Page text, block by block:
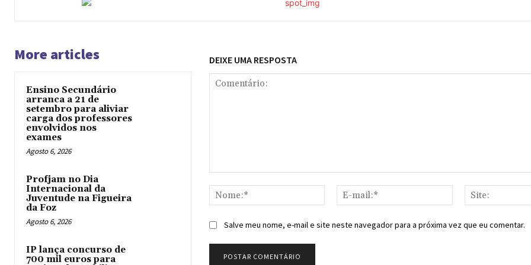
More articles
Ensino Secundário
arranca a 21 de
setembro para aliviar
carga dos professores
envolvidos nos
exames
Agosto 6, 2026
Profjam no Dia
Internacional da
Juventude na Figueira
da Foz
Agosto 6, 2026
IP lança concurso de
700 mil euros para
DEIXE UMA RESPOSTA
Nome:*
mail:*
Salve meu nome, e-mail e site neste navegador para a próxima vez que eu comentar.